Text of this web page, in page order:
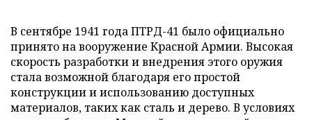
В сентябре 1941 года ПТРД-41 было официально
принято на вооружение Красной Армии. Высокая
скорость разработки и внедрения этого оружия
стала возможной благодаря его простой
конструкции и использованию доступных
материалов, таких как сталь и дерево. В условиях